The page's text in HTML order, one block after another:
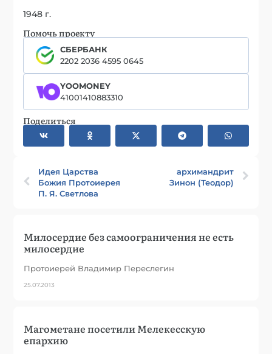
1948 г.
Помочь проекту
СБЕРБАНК
2202 2036 4595 0645
YOOMONEY
41001410883310
Поделиться
Идея Царства
Божия Протоиерея
П. Я. Светлова
архимандрит
Зинон (Теодор)
Милосердие без самоограничения не есть
милосердие
Протоиерей Владимир Переслегин
25.07.2013
Магометане посетили Мелекесскую
епархию